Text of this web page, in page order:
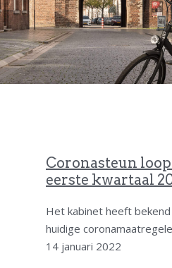
Coronasteun
eerste kwartaal
Het kabinet heeft
huidige
14 januari 2022